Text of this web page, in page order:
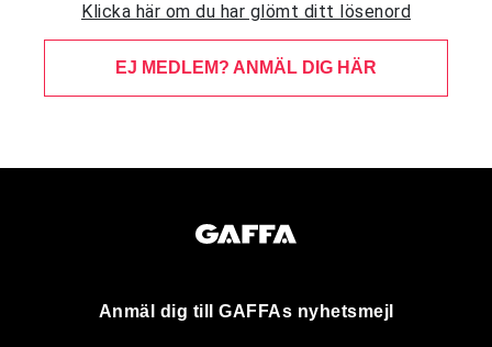
Klicka här om du har glömt ditt lösenord
EJ MEDLEM? ANMÄL DIG HÄR
Anmäl dig till GAFFAs nyhetsmejl